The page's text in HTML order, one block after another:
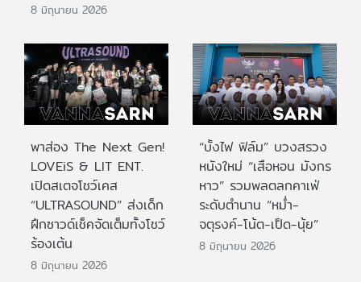
8 มิถุนายน 2026
พาส่อง The Next Gen!
LOVEiS & LIT ENT.
เปิดสเตจโชว์เคส
“ULTRASOUND” ส่งเด็ก
ฝึกซาวด์เช็คจัดเต็มทั้งโชว์
ร้องเต้น
8 มิถุนายน 2026
“บั้งไฟ ฟิล์ม” บวงสรวง
หนังใหม่ “เสือหอน มังกร
หาว” รวมพลตลกคาเฟ่
ระดับตำนาน “หม่ำ-
จตุรงค์-โน้ต-เป็ด-นุ้ย”
8 มิถุนายน 2026